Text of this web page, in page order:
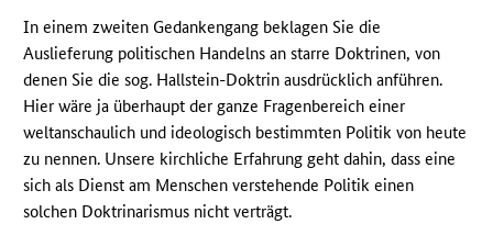
In einem zweiten Gedankengang beklagen Sie die
Auslieferung politischen Handelns an starre Doktrinen, von
denen Sie die sog. Hallstein-Doktrin ausdrücklich anführen.
Hier wäre ja überhaupt der ganze Fragenbereich einer
weltanschaulich und ideologisch bestimmten Politik von heute
zu nennen. Unsere kirchliche Erfahrung geht dahin, dass eine
sich als Dienst am Menschen verstehende Politik einen
solchen Doktrinarismus nicht verträgt.